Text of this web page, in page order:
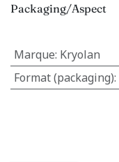
Packaging/Aspect
Marque: Kryolan
Format (packaging):